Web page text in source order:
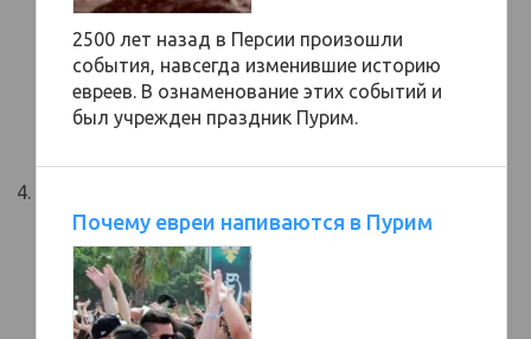
2500 лет назад в Персии произошли
события, навсегда изменившие историю
евреев. В ознаменование этих событий и
был учрежден праздник Пурим.
Почему евреи напиваются в Пурим